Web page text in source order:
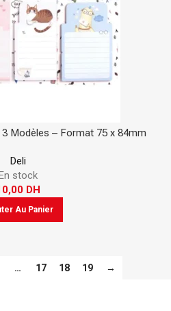
Modèles – Format 75 x 84mm
Deli
stock
DH
Au Panier
… 17 18 19 →